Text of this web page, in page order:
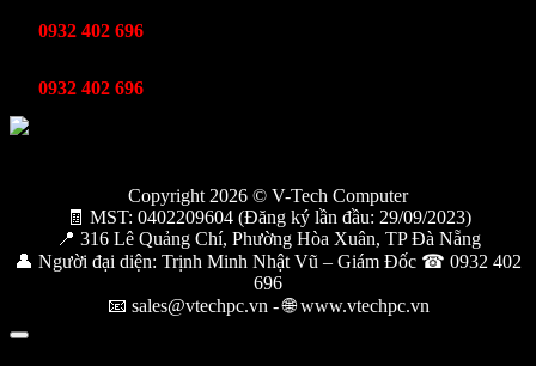
0932 402 696
0932 402 696
Copyright 2026 © V-Tech Computer
🧾 MST: 0402209604 (Đăng ký lần đầu: 29/09/2023)
📍 316 Lê Quảng Chí, Phường Hòa Xuân, TP Đà Nẵng
👤 Người đại diện: Trịnh Minh Nhật Vũ – Giám Đốc ☎ 0932 402
696
📧 sales@vtechpc.vn - 🌐 www.vtechpc.vn